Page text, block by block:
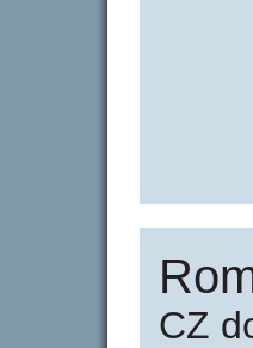
CZ